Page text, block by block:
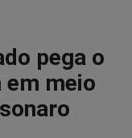
no
Telegram
no
pega o
em meio